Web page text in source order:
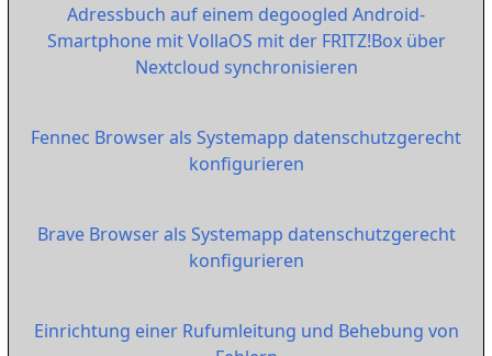
Adressbuch auf einem degoogled Android-
Smartphone mit VollaOS mit der FRITZ!Box über
Nextcloud synchronisieren
Fennec Browser als Systemapp datenschutzgerecht
konfigurieren
Brave Browser als Systemapp datenschutzgerecht
konfigurieren
Einrichtung einer Rufumleitung und Behebung von